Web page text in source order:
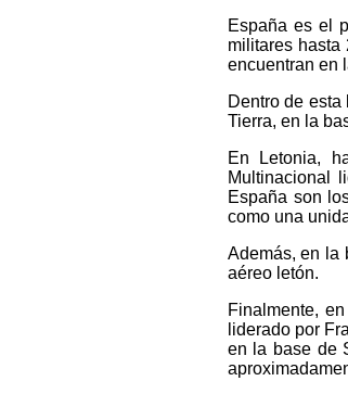
España es el
militares
encuentran en
Dentro de
Tierra, en la
En Letonia,
Multinacional
España son
como una
Además, en la
aéreo letón.
Finalmente,
liderado por
en la base de